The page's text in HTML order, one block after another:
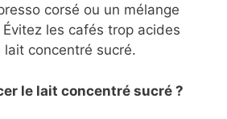
corsé ou un mélange
les cafés trop acides
concentré sucré.
le lait concentré sucré ?